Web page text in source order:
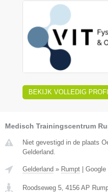
BEKIJK VOLLEDIG
Medisch Trainingscentrum
Niet gevestigd in de plaats
Gelderland.
Gelderland » Rumpt | Google
Roodseweg 5 4156 AP